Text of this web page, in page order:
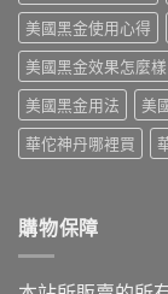
怎
麼
買〉
中
美國黑金使用心得
美國黑金效果怎麼樣
美國黑金用法
美
華佗神丹哪裡買
購物保障